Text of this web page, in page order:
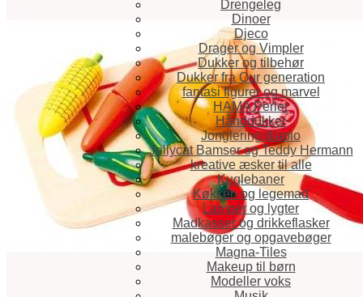
Drengeleg
Dinoer
Djeco
Drager og Vimpler
Dukker og tilbehør
Dukker fra Our generation
fantasi figurer og marvel
HAMA Perler
Hånddukker
Jonglering diaplo
Jellycat Bamser og Teddy Hermann
kreative æsker til alle
Kuglebaner
Køkken og legemad
Lamper og lygter
Madkasser og drikkeflasker
malebøger og opgavebøger
Magna-Tiles
Makeup til børn
Modeller voks